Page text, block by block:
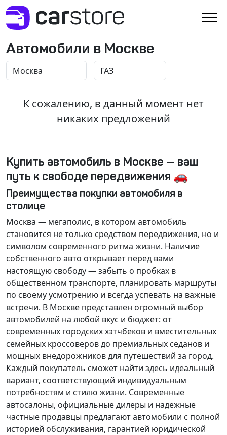
Автомобили в Москве
К сожалению, в данный момент нет
никаких предложений
Купить автомобиль в Москве — ваш
путь к свободе передвижения 🚗
Преимущества покупки автомобиля в
столице
Москва — мегаполис, в котором автомобиль
становится не только средством передвижения, но и
символом современного ритма жизни. Наличие
собственного авто открывает перед вами
настоящую свободу — забыть о пробках в
общественном транспорте, планировать маршруты
по своему усмотрению и всегда успевать на важные
встречи. В Москве представлен огромный выбор
автомобилей на любой вкус и бюджет: от
современных городских хэтчбеков и вместительных
семейных кроссоверов до премиальных седанов и
мощных внедорожников для путешествий за город.
Каждый покупатель сможет найти здесь идеальный
вариант, соответствующий индивидуальным
потребностям и стилю жизни. Современные
автосалоны, официальные дилеры и надежные
частные продавцы предлагают автомобили с полной
историей обслуживания, гарантией юридической